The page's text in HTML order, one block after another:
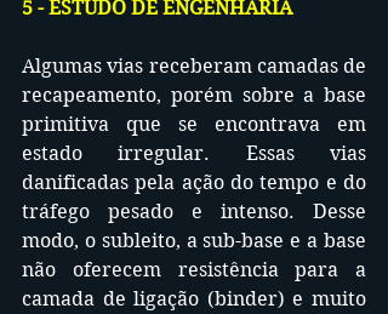
5 - ESTUDO DE ENGENHARIA
Algumas vias receberam camadas de
recapeamento, porém sobre a base
primitiva que se encontrava em
estado irregular. Essas vias
danificadas pela ação do tempo e do
tráfego pesado e intenso. Desse
modo, o subleito, a sub-base e a base
não oferecem resistência para a
camada de ligação (binder) e muito